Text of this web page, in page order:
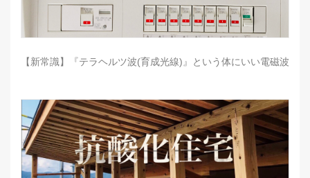
【新常識】『テラヘルツ波(育成光線)』という体にいい電磁波